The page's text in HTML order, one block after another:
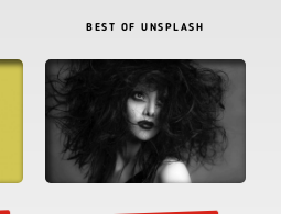
BEST OF UNSPLASH